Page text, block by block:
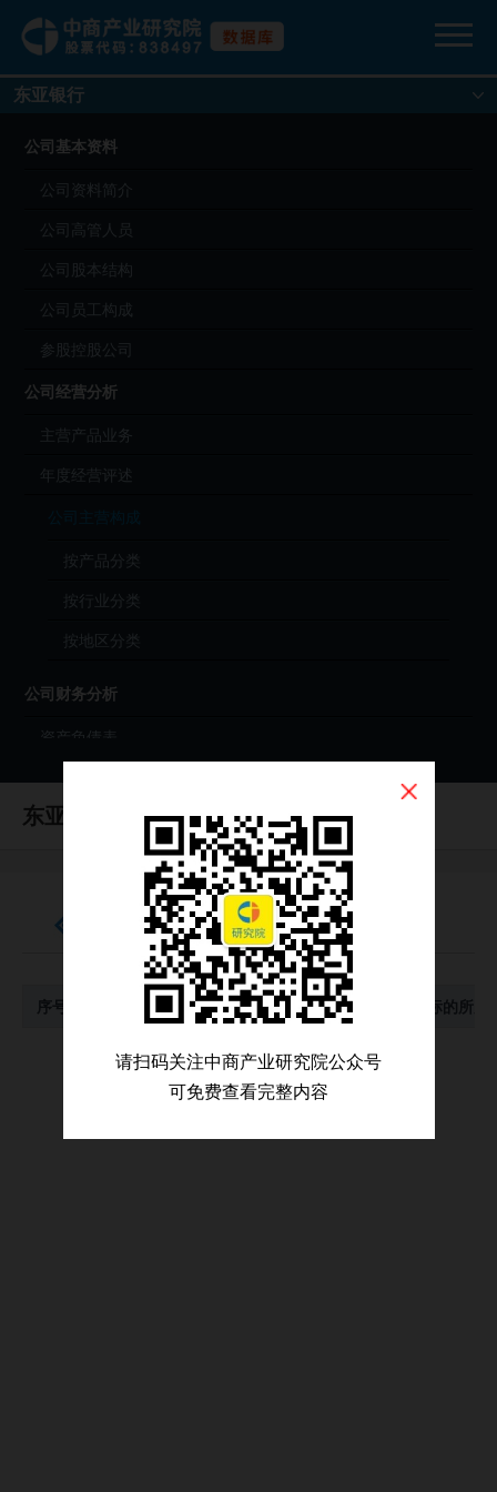
东亚银行
公司基本资料
公司资料简介
公司高管人员
公司股本结构
公司员工构成
参股控股公司
公司经营分析
主营产品业务
年度经营评述
公司主营构成
按产品分类
按行业分类
按地区分类
公司财务分析
资产负债表
现金流量表
财务分析（年度）
财务分析（季度）
财报原始文件（PDF）
募集资金投向
东亚银行 （HK0023）
公司并购事件（东亚银行）
序号 最新进度 标的公司名称 标的所属
序号 最新进度 标的公司名称 标的所属
请扫码关注中商产业研究院公众号
可免费查看完整内容